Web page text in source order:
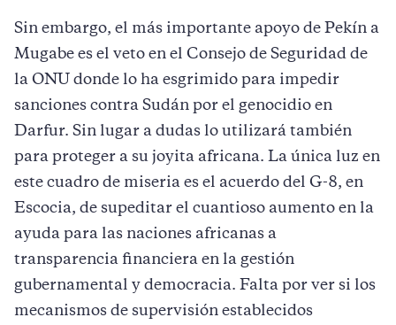
Sin embargo, el más importante apoyo de Pekín a
Mugabe es el veto en el Consejo de Seguridad de
la ONU donde lo ha esgrimido para impedir
sanciones contra Sudán por el genocidio en
Darfur. Sin lugar a dudas lo utilizará también
para proteger a su joyita africana. La única luz en
este cuadro de miseria es el acuerdo del G-8, en
Escocia, de supeditar el cuantioso aumento en la
ayuda para las naciones africanas a
transparencia financiera en la gestión
gubernamental y democracia. Falta por ver si los
mecanismos de supervisión establecidos